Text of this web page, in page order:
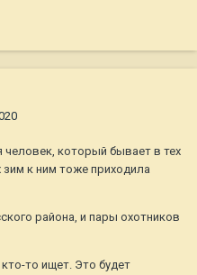
человек, который бывает в тех
к ним тоже приходила
района, и пары охотников
то ищет. Это будет